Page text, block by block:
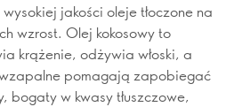
jakości oleje tłoczone na
wzrost. Olej kokosowy to
krążenie, odżywia włoski, a
pomagają zapobiegać
bogaty w kwasy tłuszczowe,